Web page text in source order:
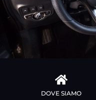
DOVE SIAMO